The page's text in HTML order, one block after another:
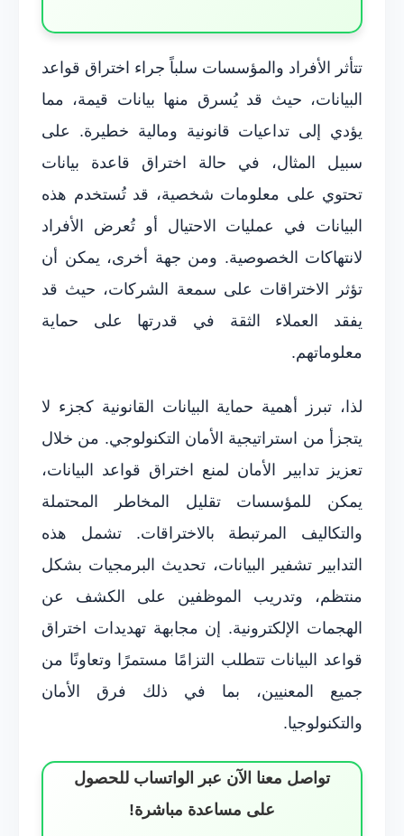
تتأثر الأفراد والمؤسسات سلباً جراء اختراق قواعد
البيانات، حيث قد يُسرق منها بيانات قيمة، مما
يؤدي إلى تداعيات قانونية ومالية خطيرة. على
سبيل المثال، في حالة اختراق قاعدة بيانات
تحتوي على معلومات شخصية، قد تُستخدم هذه
البيانات في عمليات الاحتيال أو تُعرض الأفراد
لانتهاكات الخصوصية. ومن جهة أخرى، يمكن أن
تؤثر الاختراقات على سمعة الشركات، حيث قد
يفقد العملاء الثقة في قدرتها على حماية
معلوماتهم.
لذا، تبرز أهمية حماية البيانات القانونية كجزء لا
يتجزأ من استراتيجية الأمان التكنولوجي. من خلال
تعزيز تدابير الأمان لمنع اختراق قواعد البيانات،
يمكن للمؤسسات تقليل المخاطر المحتملة
والتكاليف المرتبطة بالاختراقات. تشمل هذه
التدابير تشفير البيانات، تحديث البرمجيات بشكل
منتظم، وتدريب الموظفين على الكشف عن
الهجمات الإلكترونية. إن مجابهة تهديدات اختراق
قواعد البيانات تتطلب التزامًا مستمرًا وتعاونًا من
جميع المعنيين، بما في ذلك فرق الأمان
والتكنولوجيا.
تواصل معنا الآن عبر الواتساب للحصول
على مساعدة مباشرة!